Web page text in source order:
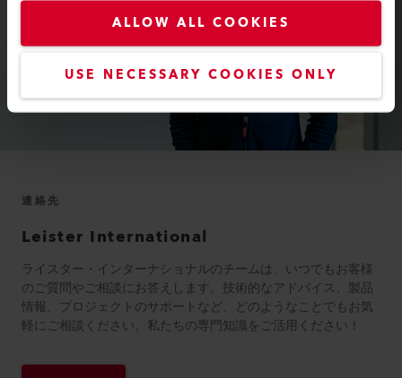
ALLOW ALL COOKIES
USE NECESSARY COOKIES ONLY
連絡先
Leister International
ライスター・インターナショナルのチームは、いつでもお客様
のご質問やご相談にお答えします。技術的なアドバイス、製品
情報、プロジェクトのサポートなど、どのようなことでもお気
軽にご相談ください。私たちの専門知識をご活用ください！